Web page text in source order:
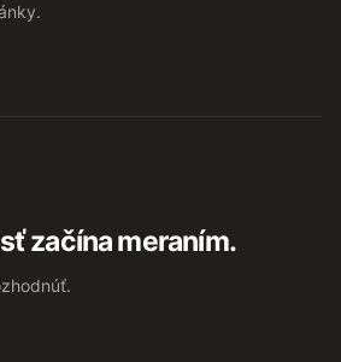
začína meraním.